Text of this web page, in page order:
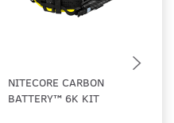
NITECORE CARBON
BATTERY™ 6K KIT